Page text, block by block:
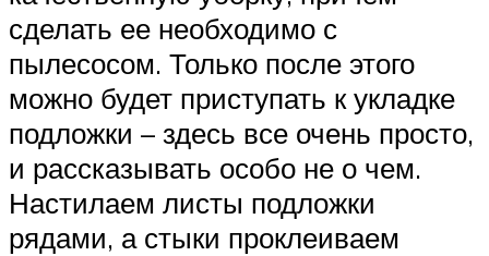
сделать ее необходимо с
пылесосом. Только после этого
можно будет приступать к укладке
подложки – здесь все очень просто,
и рассказывать особо не о чем.
Настилаем листы подложки
рядами, а стыки проклеиваем